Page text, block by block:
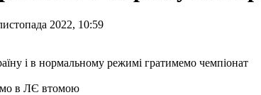
2022, 10:59
в ЛЄ втомою